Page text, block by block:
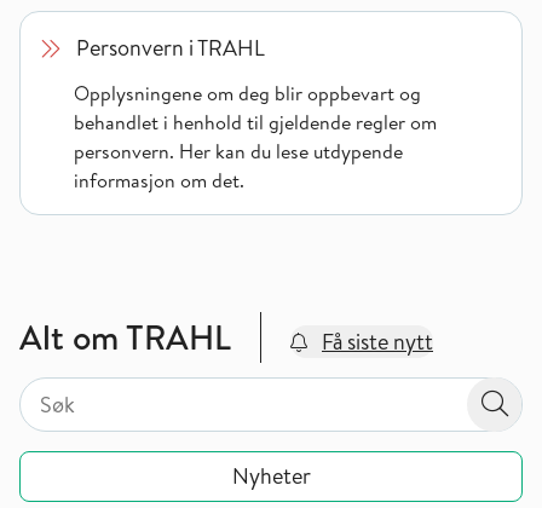
Personvern i TRAHL
Personvern i TRAHL
Opplysningene om deg blir oppbevart og
behandlet i henhold til gjeldende regler om
personvern. Her kan du lese utdypende
informasjon om det.
Alt om TRAHL Få siste nytt
Søk på valgt sidetype i tema / område
Søk på valgt sidetype i tema / område
Søk
Nyheter